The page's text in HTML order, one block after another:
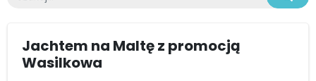
Jachtem na Maltę z promocją
Wasilkowa